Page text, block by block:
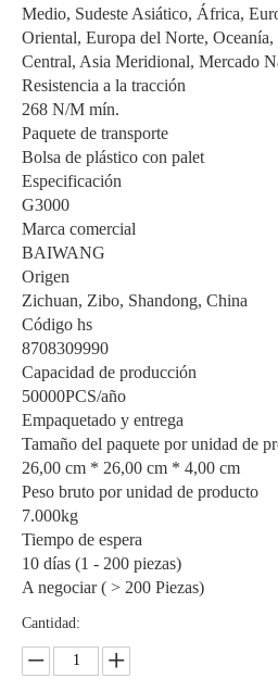
Medio, Sudeste Asiático, África,
Oriental, Europa del Norte,
Central, Asia Meridional, Mercado
Resistencia a la tracción
268 N/M mín.
Paquete de transporte
Bolsa de plástico con palet
Especificación
G3000
Marca comercial
BAIWANG
Origen
Zichuan, Zibo, Shandong, China
Código hs
8708309990
Capacidad de producción
50000PCS/año
Empaquetado y entrega
Tamaño del paquete por unidad de
26,00 cm * 26,00 cm * 4,00 cm
Peso bruto por unidad de producto
7.000kg
Tiempo de espera
10 días (1 - 200 piezas)
A negociar ( > 200 Piezas)
Cantidad: